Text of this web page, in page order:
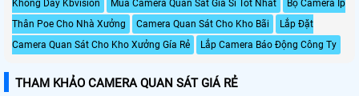
Không Dây Kbvision Mua Camera Quan Sát Gía Sỉ Tốt Nhất
Bộ Camera Ip
Thân Poe Cho Nhà Xưởng
Camera Quan Sát Cho Kho Bãi
Lắp Đặt
Camera Quan Sát Cho Kho Xưởng Gía Rẻ
Lắp Camera Báo Động Công Ty
THAM KHẢO CAMERA QUAN SÁT GIÁ RẺ